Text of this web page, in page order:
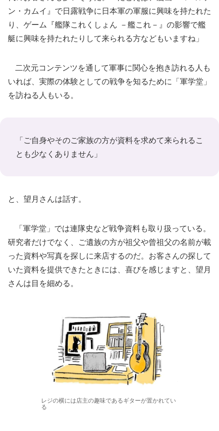
ン・カムイ』で日露戦争に日本軍の軍服に興味を持たれた
り、ゲーム『艦隊これくしょん －艦これ－』の影響で艦
艇に興味を持たれたりして来られる方などもいますね」
二次元コンテンツを通して軍事に関心を抱き訪れる人も
いれば、実際の体験としての戦争を知るために「軍学堂」
を訪ねる人もいる。
「ご自身やそのご家族の方が資料を求めて来られるこ
とも少なくありません」
と、望月さんは話す。
「軍学堂」では連隊史など戦争資料も取り扱っている。
研究者だけでなく、ご遺族の方が祖父や曾祖父の名前が載
った資料や写真を探しに来店するのだ。お客さんの探して
いた資料を提供できたときには、喜びを感じますと、望月
さんは目を細める。
レジの横には店主の趣味であるギターが置かれてい
る